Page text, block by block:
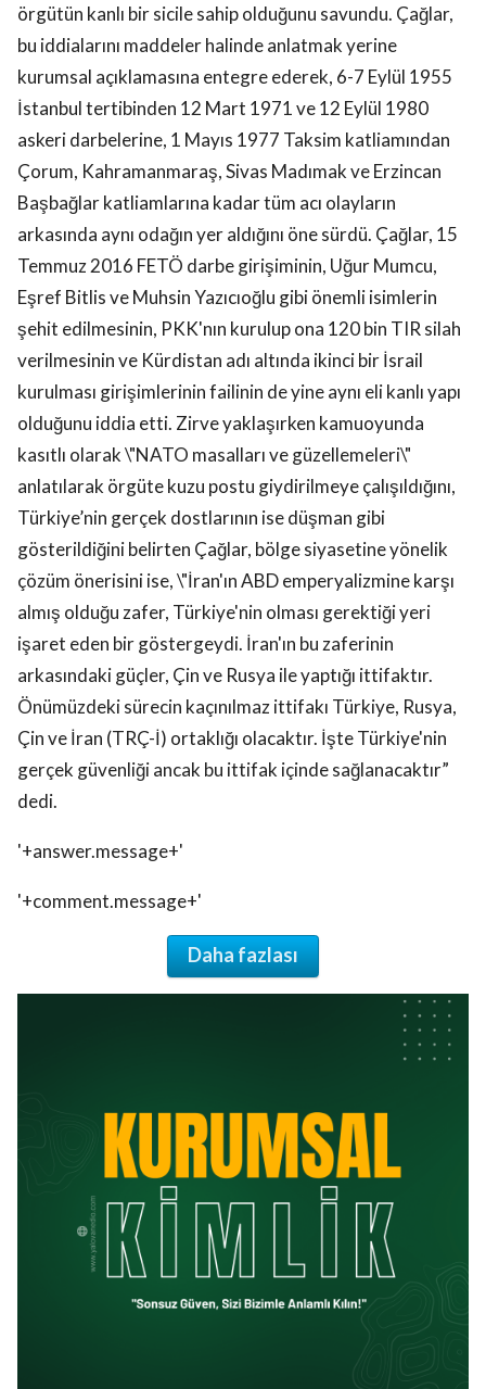
örgütün kanlı bir sicile sahip olduğunu savundu. Çağlar,
bu iddialarını maddeler halinde anlatmak yerine
kurumsal açıklamasına entegre ederek, 6-7 Eylül 1955
İstanbul tertibinden 12 Mart 1971 ve 12 Eylül 1980
askeri darbelerine, 1 Mayıs 1977 Taksim katliamından
Çorum, Kahramanmaraş, Sivas Madımak ve Erzincan
Başbağlar katliamlarına kadar tüm acı olayların
arkasında aynı odağın yer aldığını öne sürdü. Çağlar, 15
Temmuz 2016 FETÖ darbe girişiminin, Uğur Mumcu,
Eşref Bitlis ve Muhsin Yazıcıoğlu gibi önemli isimlerin
şehit edilmesinin, PKK'nın kurulup ona 120 bin TIR silah
verilmesinin ve Kürdistan adı altında ikinci bir İsrail
kurulması girişimlerinin failinin de yine aynı eli kanlı yapı
olduğunu iddia etti. Zirve yaklaşırken kamuoyunda
kasıtlı olarak \"NATO masalları ve güzellemeleri\"
anlatılarak örgüte kuzu postu giydirilmeye çalışıldığını,
Türkiye’nin gerçek dostlarının ise düşman gibi
gösterildiğini belirten Çağlar, bölge siyasetine yönelik
çözüm önerisini ise, \"İran'ın ABD emperyalizmine karşı
almış olduğu zafer, Türkiye'nin olması gerektiği yeri
işaret eden bir göstergeydi. İran'ın bu zaferinin
arkasındaki güçler, Çin ve Rusya ile yaptığı ittifaktır.
Önümüzdeki sürecin kaçınılmaz ittifakı Türkiye, Rusya,
Çin ve İran (TRÇ-İ) ortaklığı olacaktır. İşte Türkiye'nin
gerçek güvenliği ancak bu ittifak içinde sağlanacaktır”
dedi.
'+answer.message+'
'+comment.message+'
Daha fazlası